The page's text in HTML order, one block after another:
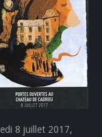
8 juillet 2017,